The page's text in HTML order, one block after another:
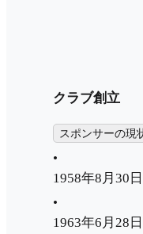
クラブ創立
スポンサーの現
•
1958年8月30
•
1963年6月28